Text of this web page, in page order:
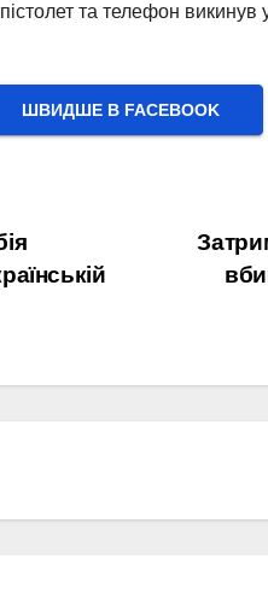
та телефон
ШВИДШЕ В FACEBOOK